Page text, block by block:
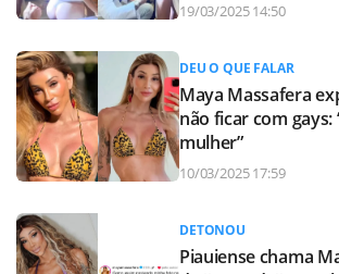
19/03/2025 14:50
DEU O QUE FALAR
Maya Massafera
não ficar com gays:
mulher”
10/03/2025 17:59
DETONOU
Piauiense chama